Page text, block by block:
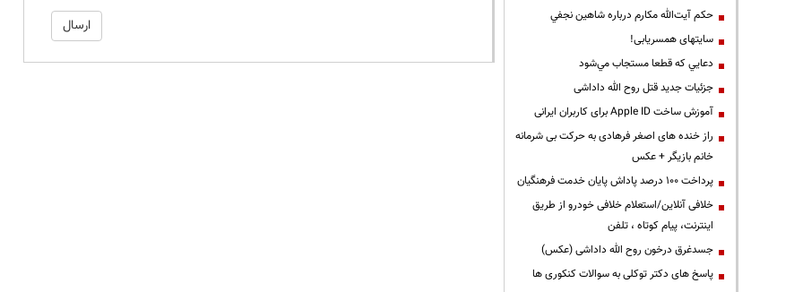
حكم آيت‌الله مكارم درباره شاهين نجفي
سایتهای همسریابی!
دعايي كه قطعا مستجاب مي‌شود
جزئیات جدید قتل روح الله داداشی
آموزش ساخت Apple ID برای کاربران ایرانی
راز خنده های اصغر فرهادی به حرکت بی شرمانه
خانم بازیگر + عکس
پرداخت ۱۰۰ درصد پاداش پایان خدمت فرهنگیان
خلافی آنلاین/استعلام خلافی خودرو از طریق
اینترنت، پیام کوتاه ، تلفن
جسدغرق درخون روح الله داداشی (عکس)
پاسخ های دکتر توکلی به سوالات کنکوری ها